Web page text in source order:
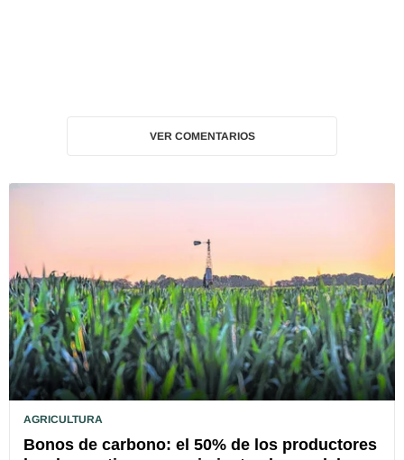
VER COMENTARIOS
AGRICULTURA
Bonos de carbono: el 50% de los productores